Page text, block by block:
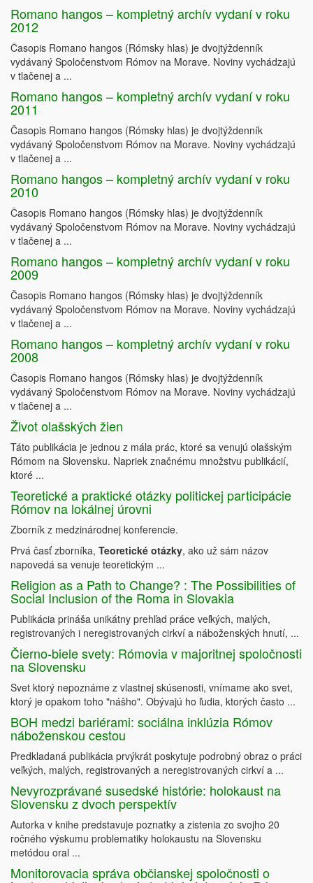
Romano hangos – kompletný archív vydaní v roku
2012
Časopis Romano hangos (Rómsky hlas) je dvojtýždenník
vydávaný Spoločenstvom Rómov na Morave. Noviny vychádzajú
v tlačenej a ...
Romano hangos – kompletný archív vydaní v roku
2011
Časopis Romano hangos (Rómsky hlas) je dvojtýždenník
vydávaný Spoločenstvom Rómov na Morave. Noviny vychádzajú
v tlačenej a ...
Romano hangos – kompletný archív vydaní v roku
2010
Časopis Romano hangos (Rómsky hlas) je dvojtýždenník
vydávaný Spoločenstvom Rómov na Morave. Noviny vychádzajú
v tlačenej a ...
Romano hangos – kompletný archív vydaní v roku
2009
Časopis Romano hangos (Rómsky hlas) je dvojtýždenník
vydávaný Spoločenstvom Rómov na Morave. Noviny vychádzajú
v tlačenej a ...
Romano hangos – kompletný archív vydaní v roku
2008
Časopis Romano hangos (Rómsky hlas) je dvojtýždenník
vydávaný Spoločenstvom Rómov na Morave. Noviny vychádzajú
v tlačenej a ...
Život olašských žien
Táto publikácia je jednou z mála prác, ktoré sa venujú olašským
Rómom na Slovensku. Napriek značnému množstvu publikácií,
ktoré ...
Teoretické a praktické otázky politickej participácie
Rómov na lokálnej úrovni
Zborník z medzinárodnej konferencie.
Prvá časť zborníka, Teoretické otázky, ako už sám názov
napovedá sa venuje teoretickým ...
Religion as a Path to Change? : The Possibilities of
Social Inclusion of the Roma in Slovakia
Publikácia prináša unikátny prehľad práce veľkých, malých,
registrovaných i neregistrovaných cirkví a náboženských hnutí, ...
Čierno-biele svety: Rómovia v majoritnej spoločnosti
na Slovensku
Svet ktorý nepoznáme z vlastnej skúsenosti, vnímame ako svet,
ktorý je opakom toho "nášho". Obývajú ho ľudia, ktorých často ...
BOH medzi bariérami: sociálna inklúzia Rómov
náboženskou cestou
Predkladaná publikácia prvýkrát poskytuje podrobný obraz o práci
veľkých, malých, registrovaných a neregistrovaných cirkví a ...
Nevyrozprávané susedské histórie: holokaust na
Slovensku z dvoch perspektív
Autorka v knihe predstavuje poznatky a zistenia zo svojho 20
ročného výskumu problematiky holokaustu na Slovensku
metódou oral ...
Monitorovacia správa občianskej spoločnosti o